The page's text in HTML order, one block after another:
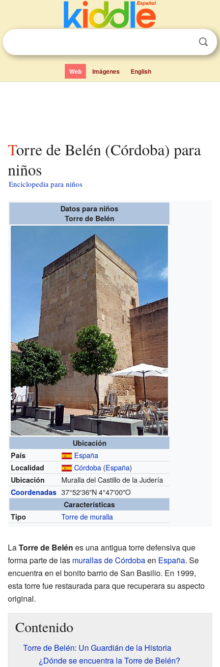
Web Imágenes English
Torre de Belén (Córdoba) para
niños
Enciclopedia para niños
Datos para niños
Torre de Belén
Ubicación
País
España
Localidad Córdoba (España)
Ubicación Muralla del Castillo de la Judería
Coordenadas 37°52′36″N4°47′00″O
Características
Tipo
Torre de muralla
LaTorre de Belén es una antigua torre defensiva que
forma parte de las murallas de Córdobaen España. Se
encuentra en el bonito barrio de San Basilio. En 1999,
esta torre fue restaurada para que recuperara su aspecto
original.
Contenido
Torre de Belén: Un Guardián de la Historia
¿Dónde se encuentra la Torre de Belén?